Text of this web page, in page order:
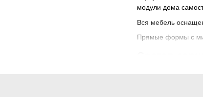
модули дома
Вся мебель
Прямые формы с